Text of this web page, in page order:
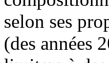
selon ses
(des années